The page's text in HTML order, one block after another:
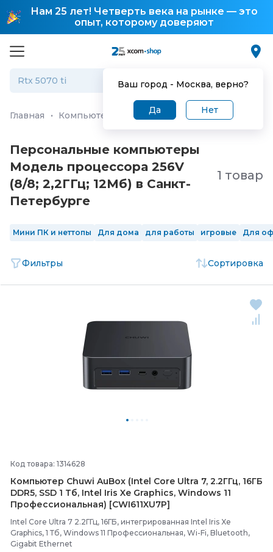
Нам 25 лет! Четверть века на рынке — это
опыт, которому доверяют
Ваш город - Москва, верно?
Да Нет
Главная · Компьютеры и ноутбуки Персональные
Персональные компьютеры
Модель процессора 256V
(8/8; 2,2ГГц; 12Мб) в Санкт-
Петербургe
1 товар
Мини ПК и неттопы Для дома для работы игровые Для
Фильтры Сортировка
Код товара: 1314628
Компьютер Chuwi AuBox (Intel Core Ultra 7, 2.2ГГц, 16ГБ
DDR5, SSD 1 Тб, Intel Iris Xe Graphics, Windows 11
Профессиональная) [CWI611XU7P]
Intel Core Ultra 7 2.2ГГц, 16ГБ, интегрированная Intel Iris Xe
Graphics, 1 Тб, Windows 11 Профессиональная, Wi-Fi, Bluetooth,
Gigabit Ethernet